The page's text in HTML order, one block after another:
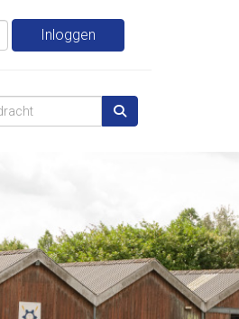
Inloggen